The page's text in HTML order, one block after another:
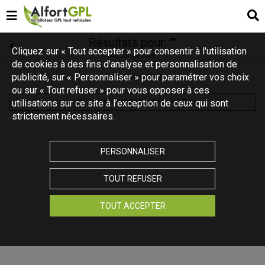
Aucun produit
Aucun résultat
LANCER UNE NOUVELLE RECHERCHE
Cliquez sur « Tout accepter » pour consentir à l'utilisation
de cookies à des fins d’analyse et personnalisation de
publicité, sur « Personnaliser » pour paramétrer vos choix
ou sur « Tout refuser » pour vous opposer à ces
utilisations sur ce site à l’exception de ceux qui sont
strictement nécessaires.
PERSONNALISER
TOUT REFUSER
TOUT ACCEPTER